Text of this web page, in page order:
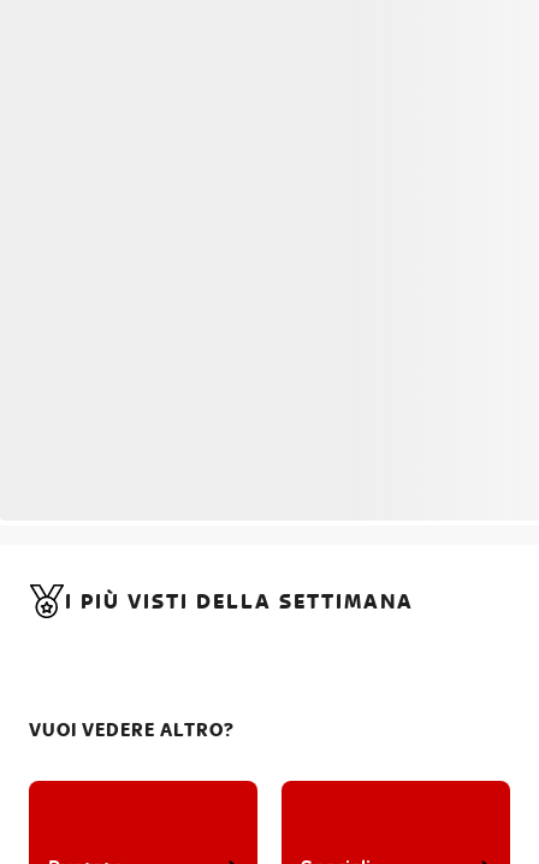
I PIÙ VISTI DELLA SETTIMANA
VUOI VEDERE ALTRO?